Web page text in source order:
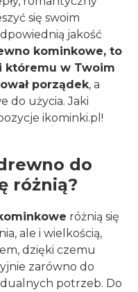
się swoim
jakość
kominkowe, to
któremu w Twoim
porządek, a
do użycia. Jaki
ikominki.pl!
do
różnią?
różnią się
ale i wielkością,
dzięki czemu
zarówno do
potrzeb. Do